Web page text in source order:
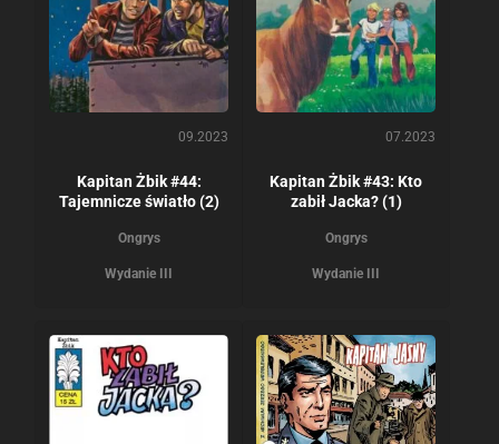
09.2023
Kapitan Żbik #44:
Tajemnicze światło (2)
Ongrys
Wydanie III
07.2023
Kapitan Żbik #43: Kto
zabił Jacka? (1)
Ongrys
Wydanie III